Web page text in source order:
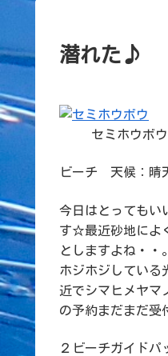
潜れた♪
セミホウボウ
ビーチ 天候：
今日はとってもい
す☆最近砂地によ
としますよね・・
ホジホジしている
近でシマヒメヤマ
の予約まだまだ受
２ビーチガイドパ